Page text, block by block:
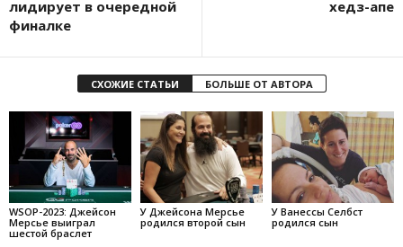
лидирует в очередной
финалке
хедз-апе
СХОЖИЕ СТАТЬИ БОЛЬШЕ ОТ АВТОРА
WSOP-2023: Джейсон
Мерсье выиграл
шестой браслет
У Джейсона Мерсье
родился второй сын
У Ванессы Селбст
родился сын